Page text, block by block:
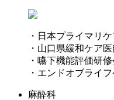
・日本プライマリ
・山口県緩和ケア
・嚥下機能評価研
・エンドオブライ
麻酔科